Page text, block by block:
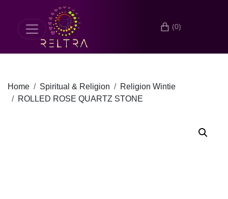
(0)
Home Spiritual & Religion
Religion Wintie
ROLLED ROSE QUARTZ STONE